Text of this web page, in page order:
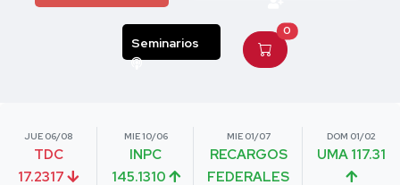
Seminarios
0
JUE 06/08
TDC
17.2317
MIE 10/06
INPC
145.1310
MIE 01/07
RECARGOS
FEDERALES
DOM 01/02
UMA 117.31